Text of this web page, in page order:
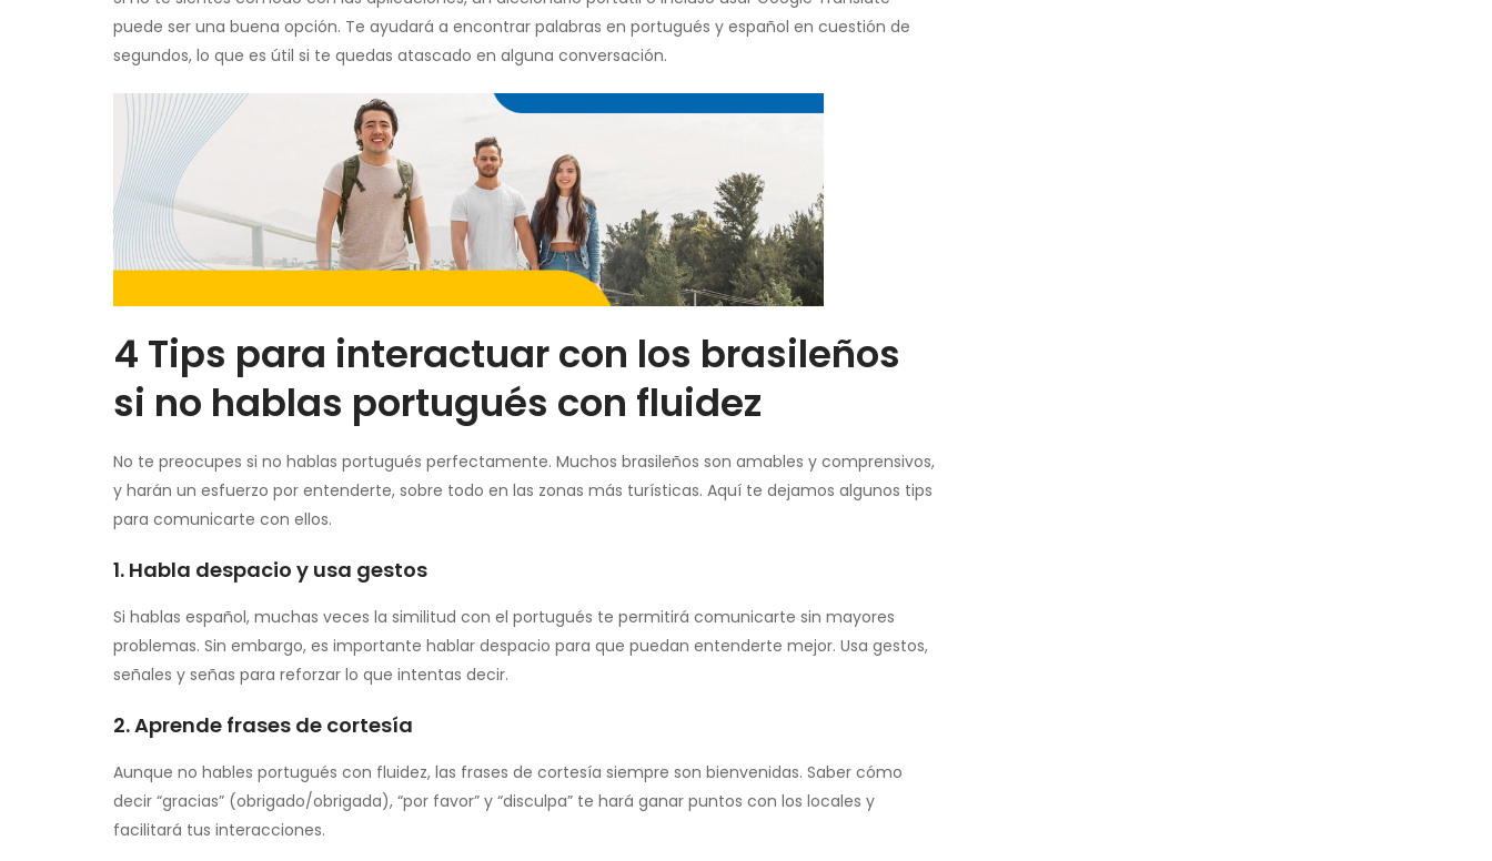
puede ser una buena opción. Te ayudará a encontrar palabras en portugués y español en cuestión de
segundos, lo que es útil si te quedas atascado en alguna conversación.
4 Tips para interactuar con los brasileños
si no hablas portugués con fluidez
No te preocupes si no hablas portugués perfectamente. Muchos brasileños son amables y comprensivos,
y harán un esfuerzo por entenderte, sobre todo en las zonas más turísticas. Aquí te dejamos algunos tips
para comunicarte con ellos.
1. Habla despacio y usa gestos
Si hablas español, muchas veces la similitud con el portugués te permitirá comunicarte sin mayores
problemas. Sin embargo, es importante hablar despacio para que puedan entenderte mejor. Usa gestos,
señales y señas para reforzar lo que intentas decir.
2. Aprende frases de cortesía
Aunque no hables portugués con fluidez, las frases de cortesía siempre son bienvenidas. Saber cómo
decir “gracias” (obrigado/obrigada), “por favor” y “disculpa” te hará ganar puntos con los locales y
facilitará tus interacciones.